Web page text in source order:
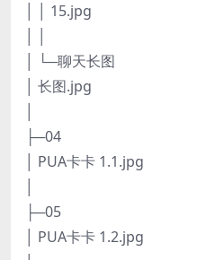
│ │ 15.jpg
│ └─聊天长图
│ 长图.jpg
├─04
│ PUA卡卡 1.1.jpg
├─05
│ PUA卡卡 1.2.jpg